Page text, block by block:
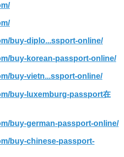
buy-diplo...ssport-online/
buy-korean-passport-online/
buy-vietn...ssport-online/
buy-luxemburg-passport在
buy-german-passport-online/
buy-chinese-passport-